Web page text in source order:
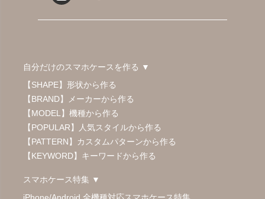
自分だけのスマホケースを作る ▼
【SHAPE】形状から作る
【BRAND】メーカーから作る
【MODEL】機種から作る
【POPULAR】人気スタイルから作る
【PATTERN】カスタムパターンから作る
【KEYWORD】キーワードから作る
スマホケース特集 ▼